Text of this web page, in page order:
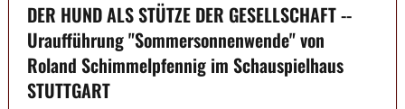
DER HUND ALS STÜTZE DER GESELLSCHAFT --
Uraufführung "Sommersonnenwende" von
Roland Schimmelpfennig im Schauspielhaus
STUTTGART